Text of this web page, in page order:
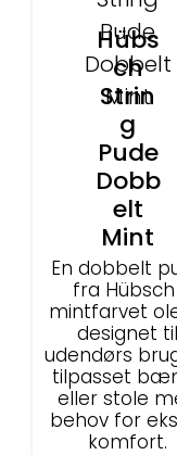
Hübs
ch
Strin
g
Pude
Dobb
elt
Mint
En dobbelt
fra Hübsch
mintfarvet
designet til
udendørs
tilpasset
eller stole
behov for
komfort.